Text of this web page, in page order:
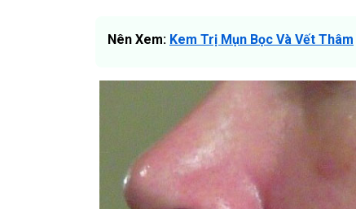
Nên Xem: Kem Trị Mụn Bọc Và Vết Thâm